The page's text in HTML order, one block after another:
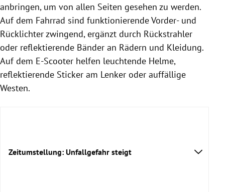
anbringen, um von allen Seiten gesehen zu werden.
Auf dem Fahrrad sind funktionierende Vorder- und
Rücklichter zwingend, ergänzt durch Rückstrahler
oder reflektierende Bänder an Rädern und Kleidung.
Auf dem E-Scooter helfen leuchtende Helme,
reflektierende Sticker am Lenker oder auffällige
Westen.
Zeitumstellung: Unfallgefahr steigt